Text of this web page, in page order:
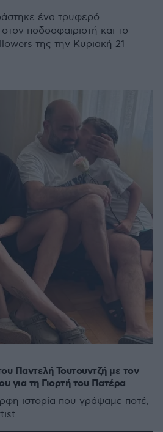
ένα τρυφερό
ποδοσφαιριστή και το
της την Κυριακή 21
Παντελή Τουτουντζή με τον
για τη Γιορτή του Πατέρα
ιστορία που γράψαμε ποτέ,